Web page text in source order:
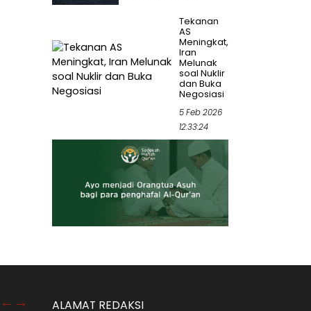
Tekanan
AS
Meningkat,
Iran
Melunak
soal Nuklir
dan Buka
Negosiasi
5 Feb 2026
12:33:24
ALAMAT REDAKSI